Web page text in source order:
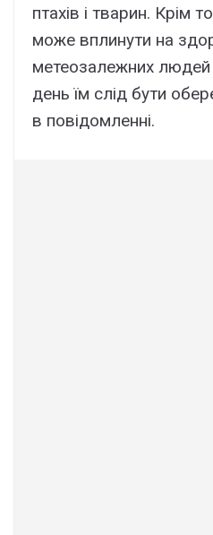
птахів і тварин. Крім
може вплинути на
метеозалежних людей
день їм слід бути
в повідомленні.